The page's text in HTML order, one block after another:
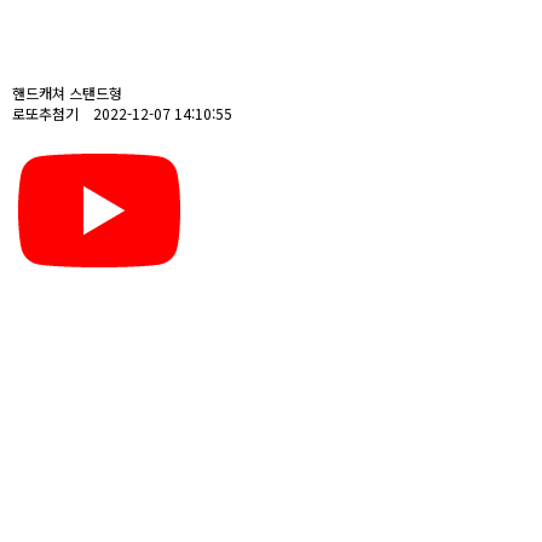
핸드캐쳐 스탠드형
로또추첨기 2022-12-07 14:10:55